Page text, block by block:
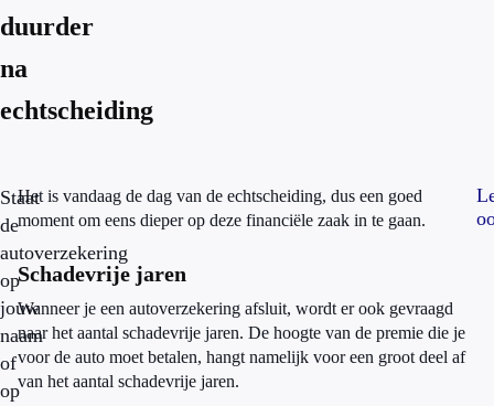
duurder
na
echtscheiding
Staat
de
autoverzekering
op
jouw
naam
of
op
Het is vandaag de dag van de echtscheiding, dus een goed
moment om eens dieper op deze financiële zaak in te gaan.
Schadevrije jaren
Wanneer je een autoverzekering afsluit, wordt er ook gevraagd
naar het aantal schadevrije jaren. De hoogte van de premie die je
voor de auto moet betalen, hangt namelijk voor een groot deel af
van het aantal schadevrije jaren.